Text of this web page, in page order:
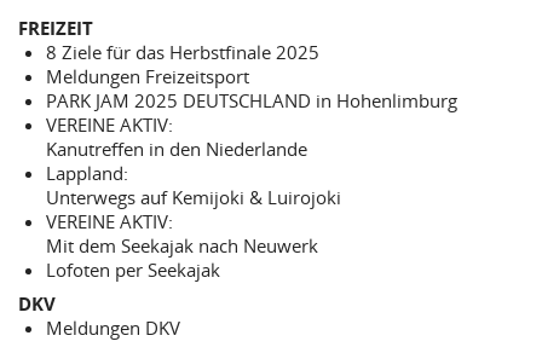
FREIZEIT
8 Ziele für das Herbstfinale 2025
Meldungen Freizeitsport
PARK JAM 2025 DEUTSCHLAND in Hohenlimburg
VEREINE AKTIV:
Kanutreffen in den Niederlande
Lappland:
Unterwegs auf Kemijoki & Luirojoki
VEREINE AKTIV:
Mit dem Seekajak nach Neuwerk
Lofoten per Seekajak
DKV
Meldungen DKV